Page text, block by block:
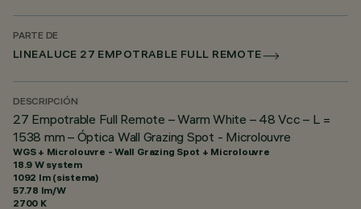
PARTE DE
LINEALUCE 27 EMPOTRABLE FULL REMOTE
DESCRIPCIÓN
27 Empotrable Full Remote – Warm White – 48 Vcc – L =
1538 mm – Óptica Wall Grazing Spot - Microlouvre
WGS + Microlouvre - Wall Grazing Spot + Microlouvre
18.9 W system
1092 lm (sistema)
57.78 lm/W
2700 K